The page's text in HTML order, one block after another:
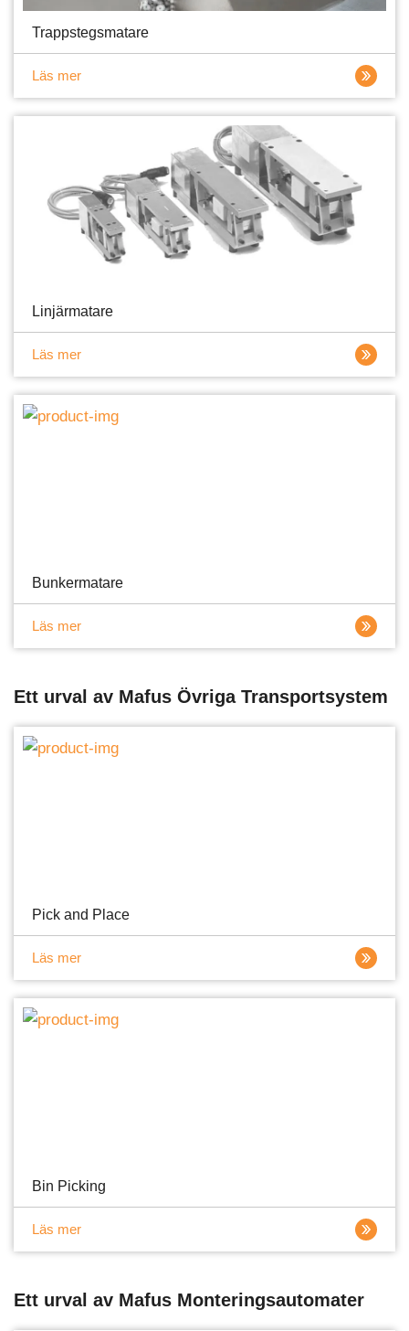
Trappstegsmatare
Läs mer
Linjärmatare
Läs mer
Bunkermatare
Läs mer
Ett urval av Mafus Övriga Transportsystem
Pick and Place
Läs mer
Bin Picking
Läs mer
Ett urval av Mafus Monteringsautomater